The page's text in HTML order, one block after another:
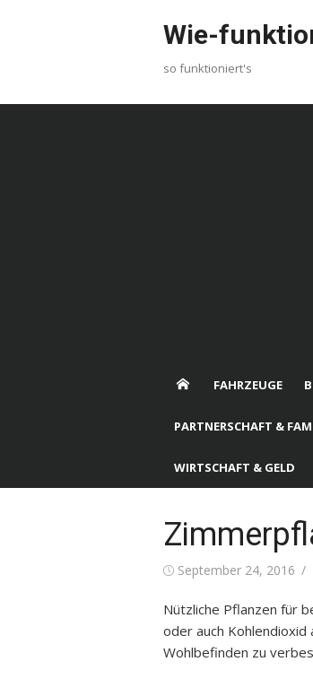
Wie-
so funktioniert's
FAHRZEUGE
PARTNERSCHAFT &
WIRTSCHAFT & GELD
Posted
September 24, 2016
Nützliche Pflanzen für
oder auch Kohlendioxid
Wohlbefinden zu